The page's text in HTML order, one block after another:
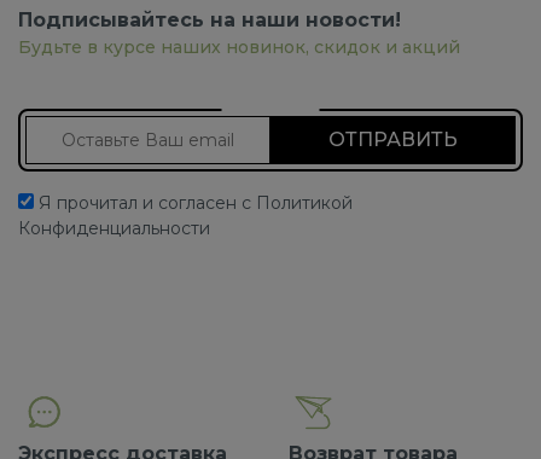
Подписывайтесь на наши новости!
Будьте в курсе наших новинок, скидок и акций
Я прочитал и согласен с Политикой
Конфиденциальности
Экспресс доставка Возврат товара